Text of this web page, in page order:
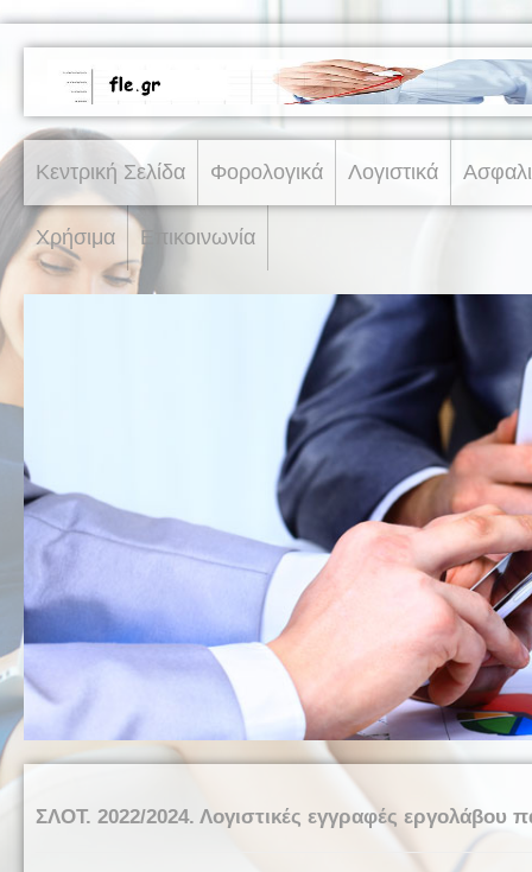
Κεντρική Σελίδα Φορολογικά Λογιστικά
Χρήσιμα Επικοινωνία
ΣΛΟΤ. 2022/2024. Λογιστικές εγγραφές εργολάβου